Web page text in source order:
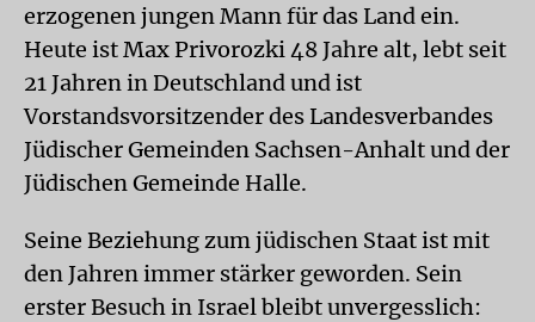
erzogenen jungen Mann für das Land ein.
Heute ist Max Privorozki 48 Jahre alt, lebt seit
21 Jahren in Deutschland und ist
Vorstandsvorsitzender des Landesverbandes
Jüdischer Gemeinden Sachsen-Anhalt und der
Jüdischen Gemeinde Halle.
Seine Beziehung zum jüdischen Staat ist mit
den Jahren immer stärker geworden. Sein
erster Besuch in Israel bleibt unvergesslich: